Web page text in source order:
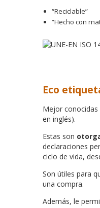
“Reciclable”
“Hecho con
Eco
Mejor
en inglés).
Estas son
declaraciones
ciclo de vida,
Son útiles para
una compra.
Además, le